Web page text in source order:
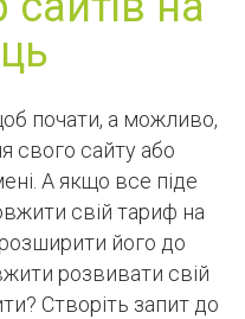
почати, а можливо,
свого сайту або
А якщо все піде
свій тариф на
його до
розвивати свій
Створіть запит до